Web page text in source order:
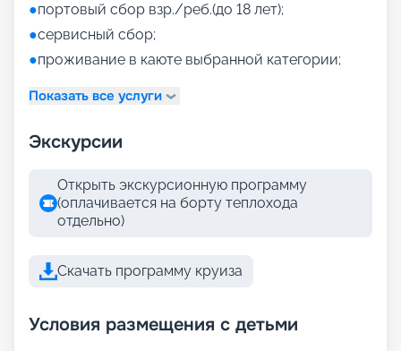
●портовый сбор взр./реб.(до 18 лет);
●сервисный сбор;
●проживание в каюте выбранной категории;
Показать все услуги
Экскурсии
Открыть экскурсионную программу
(оплачивается на борту теплохода
отдельно)
Скачать программу круиза
Условия размещения с детьми